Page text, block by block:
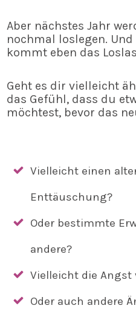
Aber nächstes Jahr
nochmal loslegen.
kommt eben das
Geht es dir vielleicht
das Gefühl, dass du
möchtest, bevor das
Vielleicht einen
Enttäuschung?
Oder bestimmte
andere?
Vielleicht die Angst
Oder auch andere